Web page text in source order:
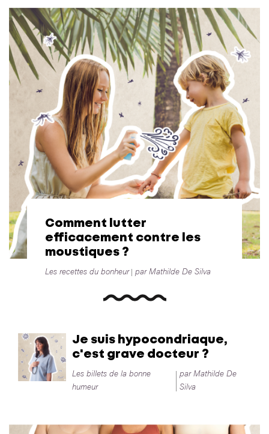
Comment lutter
efficacement contre les
moustiques ?
Les recettes du bonheur par Mathilde De Silva
Je suis hypocondriaque,
c'est grave docteur ?
Les billets de la bonne
humeur
par Mathilde De
Silva